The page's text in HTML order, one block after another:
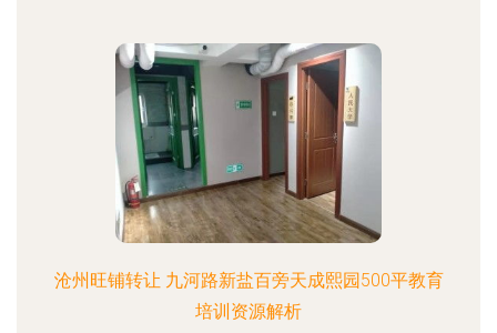
沧州旺铺转让 九河路新盐百旁天成熙园500平教育
培训资源解析